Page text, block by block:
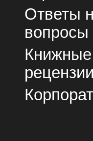
Ответы
вопросы
Книжные
рецензии